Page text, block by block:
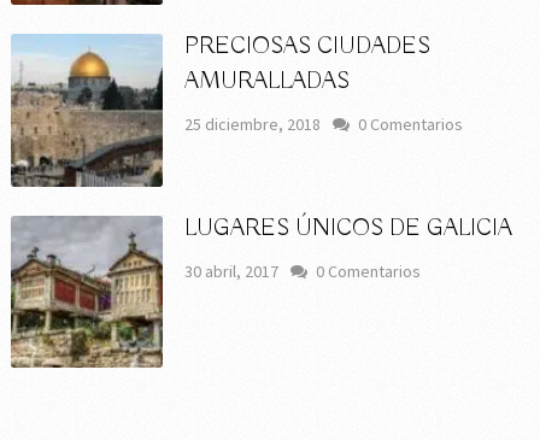
PRECIOSAS CIUDADES
AMURALLADAS
25 diciembre, 2018 0 Comentarios
LUGARES ÚNICOS DE GALICIA
30 abril, 2017 0 Comentarios